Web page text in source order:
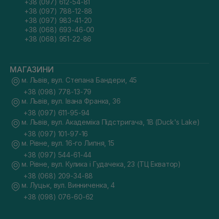
Наносьте одразу після вмивання. Шкіра у цей момент
краще приймає активи та швидше відновлює баланс.
Використовуйте ватний диск або долоні. Залежно від
бажаного ефекту — ніжний вплив чи відлущення.
Розподіляйте речовину легкими рухами по всьому
правильну базу для наступних етапів
додаткового догляду.
В разі сухої шкіри можна нашаровувати у 2–3 проходи.
Це допомагає утримати більше вологи.
подразнену шкіру. Якщо у складі є кислоти або
ретиноїди, тоді варто використовувати його увечері.
Популярні тонери для обличчя в асортименті
Найкращі тоніки для обличчя в асортименті інтернет-
магазина SISTERS — це добірка засобів, що закривають
потреби різних типів шкіри: від чутливої та сухої до
комбінованої й схильної до недосконалостей. У кожному
продукті своя сильна формула та набір активів.
+38 (097) 612-54-81
+38 (097) 788-12-88
+38 (097) 983-41-20
+38 (068) 693-46-00
+38 (068) 951-22-86
МАГАЗИНИ
м. Львів, вул. Степана Бандери, 45
+38 (098) 778-13-79
м. Львів, вул. Івана Франка, 36
+38 (097) 611-95-94
м. Львів, вул. Академіка Підстригача, 1В (Duck's Lake)
+38 (097) 101-97-16
м. Рівне, вул. 16-го Липня, 15
+38 (097) 544-61-44
м. Рівне, вул. Кулика і Гудачека, 23 (ТЦ Екватор)
+38 (068) 209-34-88
м. Луцьк, вул. Винниченка, 4
+38 (098) 076-60-62